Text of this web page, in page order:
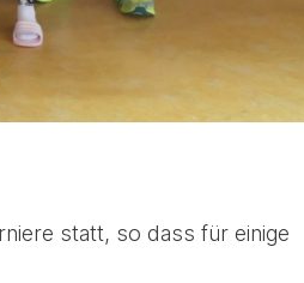
statt, so dass für einige